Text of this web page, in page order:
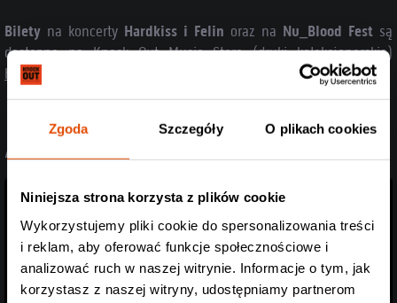
Zgoda Szczegóły O plikach cookies
Niniejsza strona korzysta z plików cookie
Wykorzystujemy pliki cookie do spersonalizowania treści
i reklam, aby oferować funkcje społecznościowe i
analizować ruch w naszej witrynie. Informacje o tym, jak
korzystasz z naszej witryny, udostępniamy partnerom
Bilety na koncerty Hardkiss i Felin oraz na Nu_Blood Fest są
dostępne naKnock Out Music Store(druki kolekcjonerskie)
https://
// PRZECZYTAJ RÓWNIEŻ